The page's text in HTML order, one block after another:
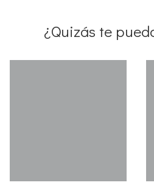
¿Quizás te